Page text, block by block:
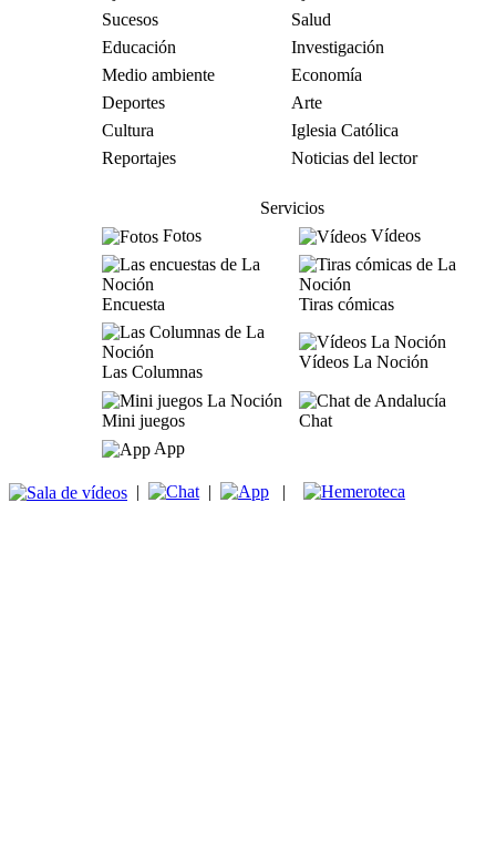
Sucesos
Salud
Educación
Investigación
Medio ambiente
Economía
Deportes
Arte
Cultura
Iglesia Católica
Reportajes
Noticias del lector
Servicios
Fotos
Vídeos
Encuesta Tiras cómicas
Las Columnas
Vídeos La Noción
Mini juegos
Chat
App
| | |